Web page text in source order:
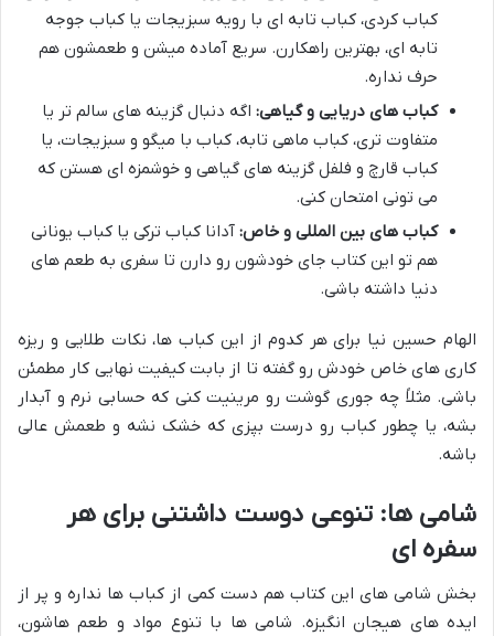
کباب کردی، کباب تابه ای با رویه سبزیجات یا کباب جوجه
تابه ای، بهترین راهکارن. سریع آماده میشن و طعمشون هم
حرف نداره.
کباب های دریایی و گیاهی: اگه دنبال گزینه های سالم تر یا
متفاوت تری، کباب ماهی تابه، کباب با میگو و سبزیجات، یا
کباب قارچ و فلفل گزینه های گیاهی و خوشمزه ای هستن که
می تونی امتحان کنی.
کباب های بین المللی و خاص: آدانا کباب ترکی یا کباب یونانی
هم تو این کتاب جای خودشون رو دارن تا سفری به طعم های
دنیا داشته باشی.
الهام حسین نیا برای هر کدوم از این کباب ها، نکات طلایی و ریزه
کاری های خاص خودش رو گفته تا از بابت کیفیت نهایی کار مطمئن
باشی. مثلاً چه جوری گوشت رو مرینیت کنی که حسابی نرم و آبدار
بشه، یا چطور کباب رو درست بپزی که خشک نشه و طعمش عالی
باشه.
شامی ها: تنوعی دوست داشتنی برای هر
سفره ای
بخش شامی های این کتاب هم دست کمی از کباب ها نداره و پر از
ایده های هیجان انگیزه. شامی ها با تنوع مواد و طعم هاشون،